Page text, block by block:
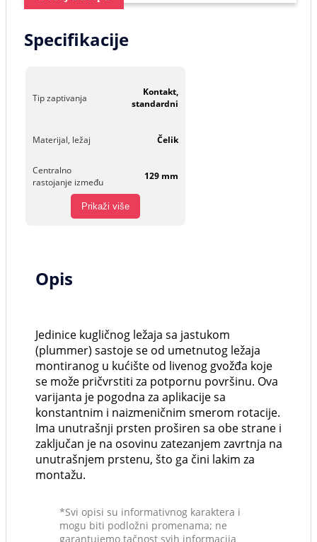
Specifikacije
Tip zaptivanja
Kontakt,
standardni
Materijal, ležaj Čelik
Centralno
rastojanje između
129 mm
Prikaži više
Opis
Jedinice kugličnog ležaja sa jastukom
(plummer) sastoje se od umetnutog ležaja
montiranog u kućište od livenog gvožđa koje
se može pričvrstiti za potpornu površinu. Ova
varijanta je pogodna za aplikacije sa
konstantnim i naizmeničnim smerom rotacije.
Ima unutrašnji prsten proširen sa obe strane i
zaključan je na osovinu zatezanjem zavrtnja na
unutrašnjem prstenu, što ga čini lakim za
montažu.
*Svi opisi su informativnog karaktera i
mogu biti podložni promenama; ne
garantujemo tačnost svih informacija